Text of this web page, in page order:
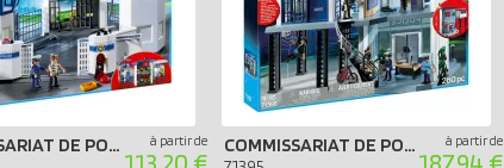
COMMISSARIAT DE POLICE AVEC PRISON à partir de COMMISSARIAT DE POLICE AVEC SYSTÈME D`ALARME à partir de